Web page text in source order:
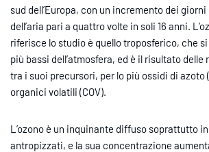
sud dell’Europa, con un incremento dei
dell’aria pari a quattro volte in soli 16 anni.
riferisce lo studio è quello troposferico, che
più bassi dell’atmosfera, ed è il risultato
tra i suoi precursori, per lo più ossidi di azoto
organici volatili (COV).
L’ozono è un inquinante diffuso soprattutto
antropizzati, e la sua concentrazione